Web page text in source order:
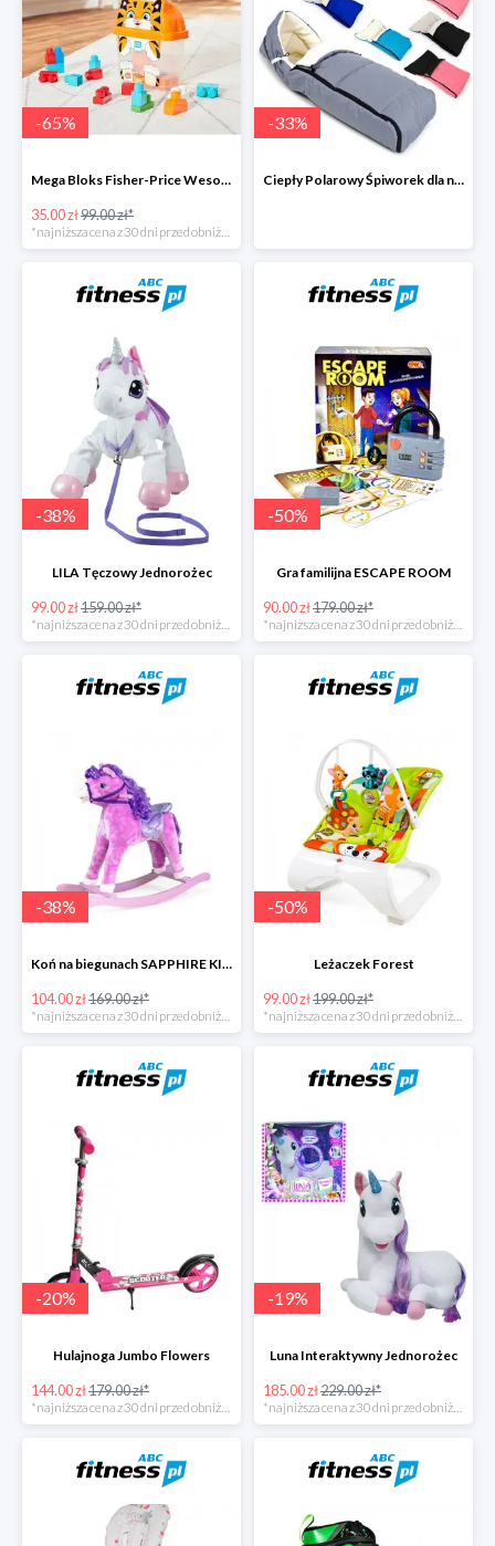
-65%
Mega Bloks Fisher-Price Wesoły Tygrysek
35.00 zł99.00 zł*
*najniższa cena z 30 dni przed obniżką
-33%
Ciepły Polarowy Śpiworek dla niemowląt
-38%
LILA Tęczowy Jednorożec
99.00 zł159.00 zł*
-50%
Gra familijna ESCAPE ROOM
90.00 zł179.00 zł*
-38%
Koń na biegunach SAPPHIRE KIDS
104.00 zł169.00 zł*
-50%
Leżaczek Forest
99.00 zł199.00 zł*
-20%
Hulajnoga Jumbo Flowers
144.00 zł179.00 zł*
*najniższa cena z 30 dni przed obniżką
-19%
Luna Interaktywny Jednorożec
185.00 zł229.00 zł*
*najniższa cena z 30 dni przed obniżką